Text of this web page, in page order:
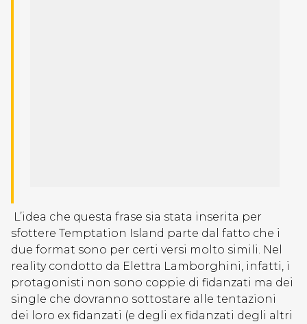
L’idea che questa frase sia stata inserita per
sfottere Temptation Island parte dal fatto che i
due format sono per certi versi molto simili. Nel
reality condotto da Elettra Lamborghini, infatti, i
protagonisti non sono coppie di fidanzati ma dei
single che dovranno sottostare alle tentazioni
dei loro ex fidanzati (e degli ex fidanzati degli altri